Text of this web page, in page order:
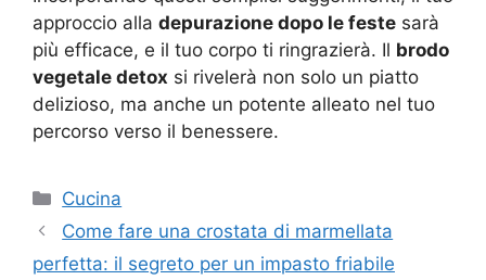
approccio alla depurazione dopo le feste sarà
più efficace, e il tuo corpo ti ringrazierà. Il brodo
vegetale detox si rivelerà non solo un piatto
delizioso, ma anche un potente alleato nel tuo
percorso verso il benessere.
Categorie
Cucina
Come fare una crostata di marmellata
perfetta: il segreto per un impasto friabile